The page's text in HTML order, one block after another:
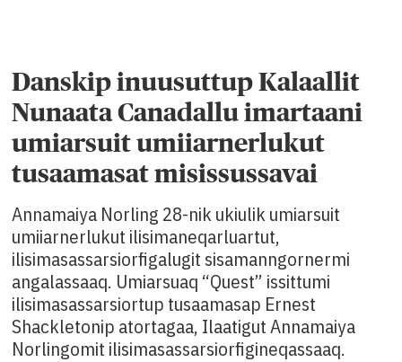
Danskip inuusuttup Kalaallit
Nunaata Canadallu imartaani
umiarsuit umiiarnerlukut
tusaamasat misissussavai
Annamaiya Norling 28-nik ukiulik umiarsuit
umiiarnerlukut ilisimaneqarluartut,
ilisimasassarsiorfigalugit sisamanngornermi
angalassaaq. Umiarsuaq “Quest” issittumi
ilisimasassarsiortup tusaamasap Ernest
Shackletonip atortagaa, Ilaatigut Annamaiya
Norlingomit ilisimasassarsiorfigineqassaaq.